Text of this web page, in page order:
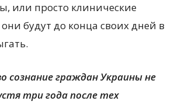
или просто клинические
будут до конца своих дней в
сознание граждан Украины не
три года после тех